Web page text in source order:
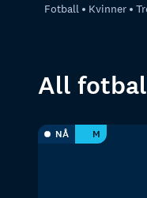
Fotball Kvinner
All
NÅ M